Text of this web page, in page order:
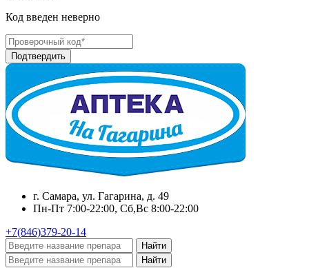
Код введен неверно
г. Самара, ул. Гагарина, д. 49
Пн-Пт 7:00-22:00, Сб,Вс 8:00-22:00
+7(846)379-20-14
Найти
Найти